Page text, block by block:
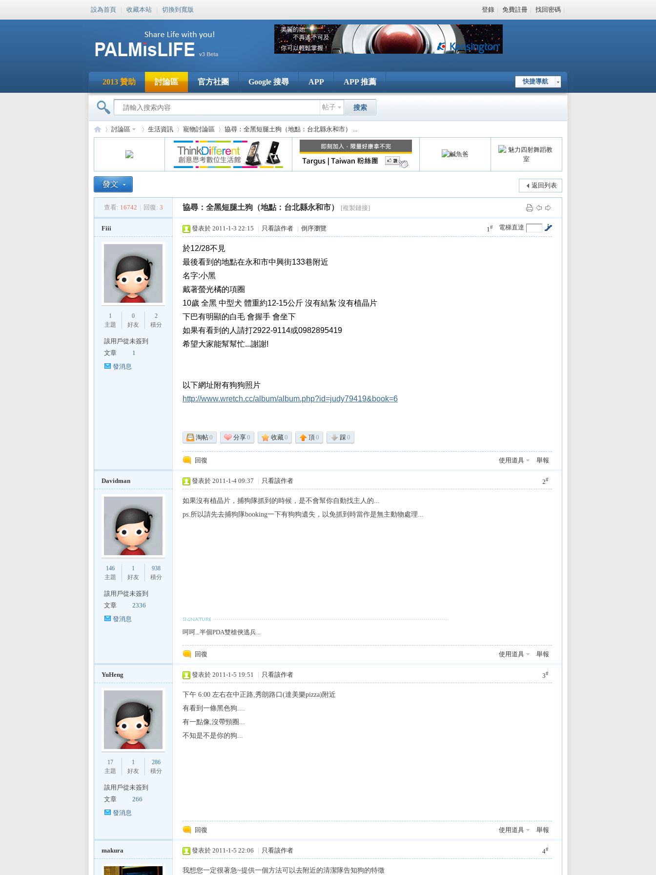
設為首頁 | 收藏本站 | 切換到寬版 登錄 | 免費註冊 | 找回密碼 |
快捷導航
2013 贊助 討論區 官方社團 Google 搜尋 APP APP 推薦
帖子 搜索
PA»
討論區
›
生活資訊
›
寵物討論區
›
協尋：全黑短腿土狗（地點：台北縣永和市） ...
返回列表
查看: 16742 | 回復: 3 協尋：全黑短腿土狗（地點：台北縣永和市） [複製鏈接]
Fiii
1
主題
0
好友
2
積分
該用戶從未簽到
文章
1
發消息
電梯直達
1#
發表於 2011-1-3 22:15 | 只看該作者 | 倒序瀏覽
於12/28不見
最後看到的地點在永和市中興街133巷附近
名字:小黑
戴著螢光橘的項圈
10歲 全黑 中型犬 體重約12-15公斤 沒有結紮 沒有植晶片
下巴有明顯的白毛 會握手 會坐下
如果有看到的人請打2922-9114或0982895419
希望大家能幫幫忙...謝謝!
以下網址附有狗狗照片
http://www.wretch.cc/album/album.php?id=judy79419&book=6
淘帖0 分享0 收藏0 頂0 踩0
回復 使用道具 舉報
Davidman
146
主題
1
好友
938
積分
該用戶從未簽到
文章
2336
發消息
2#
發表於 2011-1-4 09:37 | 只看該作者
如果沒有植晶片，捕狗隊抓到的時候，是不會幫你自動找主人的...
ps.所以請先去捕狗隊booking一下有狗狗遺失，以免抓到時當作是無主動物處理...
呵呵...半個PDA雙槍俠逃兵...
回復 使用道具 舉報
YuHeng
17
主題
1
好友
286
積分
該用戶從未簽到
文章
266
發消息
3#
發表於 2011-1-5 19:51 | 只看該作者
下午 6:00 左右在中正路,秀朗路口(達美樂pizza)附近
有看到一條黑色狗....
有一點像,沒帶頸圈...
不知是不是你的狗...
回復 使用道具 舉報
makura 4#
發表於 2011-1-5 22:06 | 只看該作者
我想您一定很著急~提供一個方法可以去附近的清潔隊告知狗的特徵